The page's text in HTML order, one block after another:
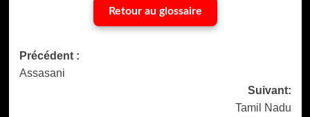
Retour au glossaire
Navigation
d’article
Précédent :
Assasani
Suivant:
Tamil Nadu